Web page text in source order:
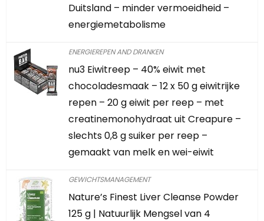
Duitsland – minder vermoeidheid –
energiemetabolisme
ENERGIEREPEN AND DRANKEN
nu3 Eiwitreep – 40% eiwit met
chocoladesmaak – 12 x 50 g eiwitrijke
repen – 20 g eiwit per reep – met
creatinemonohydraat uit Creapure –
slechts 0,8 g suiker per reep –
gemaakt van melk en wei-eiwit
GEWICHTSMANAGEMENT
Nature’s Finest Liver Cleanse Powder
125 g | Natuurlijk Mengsel van 4